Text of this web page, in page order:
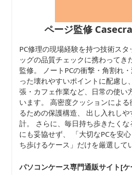
ページ監修
PC修理の現場経験を持つ技術ス
ッグの品質チェックに携わってき
監修。 ノートPCの衝撃・角割れ
った壊れやすいポイントに配慮し
張・カフェ作業など、日常の使い
います。 高密度クッションによる
るための保護構造、 出し入れし
計。 さらに、毎日持ち歩きたく
にも妥協せず、 「大切なPCを安
ち歩けるケース」だけを厳選して
パソコンケース専門通販サイト[ケ